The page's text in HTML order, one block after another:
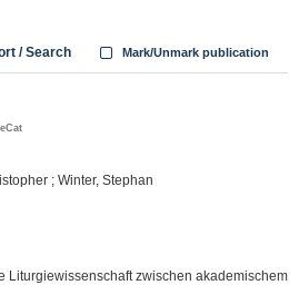
/ Search Mark/Unmark publication
; Winter, Stephan
Liturgiewissenschaft zwischen akademischem